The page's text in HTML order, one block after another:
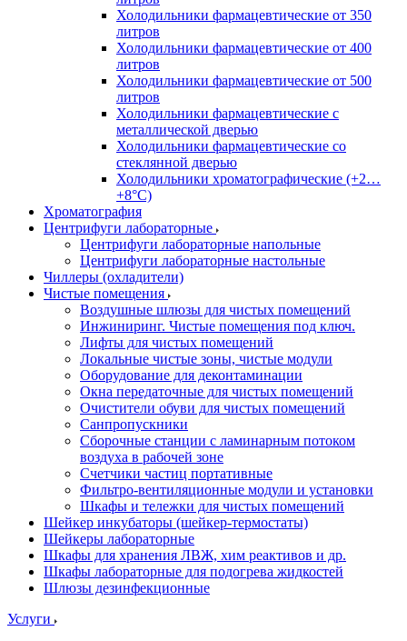
Холодильники фармацевтические от 350
литров
Холодильники фармацевтические от 400
литров
Холодильники фармацевтические от 500
литров
Холодильники фармацевтические с
металлической дверью
Холодильники фармацевтические со
стеклянной дверью
Холодильники хроматографические (+2…
+8°C)
Хроматография
Центрифуги лабораторные
Центрифуги лабораторные напольные
Центрифуги лабораторные настольные
Чиллеры (охладители)
Чистые помещения
Воздушные шлюзы для чистых помещений
Инжиниринг. Чистые помещения под ключ.
Лифты для чистых помещений
Локальные чистые зоны, чистые модули
Оборудование для деконтаминации
Окна передаточные для чистых помещений
Очистители обуви для чистых помещений
Санпропускники
Сборочные станции с ламинарным потоком
воздуха в рабочей зоне
Счетчики частиц портативные
Фильтро-вентиляционные модули и установки
Шкафы и тележки для чистых помещений
Шейкер инкубаторы (шейкер-термостаты)
Шейкеры лабораторные
Шкафы для хранения ЛВЖ, хим реактивов и др.
Шкафы лабораторные для подогрева жидкостей
Шлюзы дезинфекционные
Услуги